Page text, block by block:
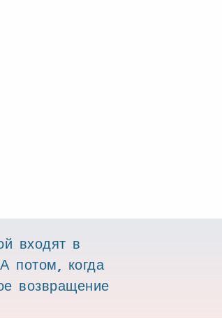
входят в
потом, когда
возвращение